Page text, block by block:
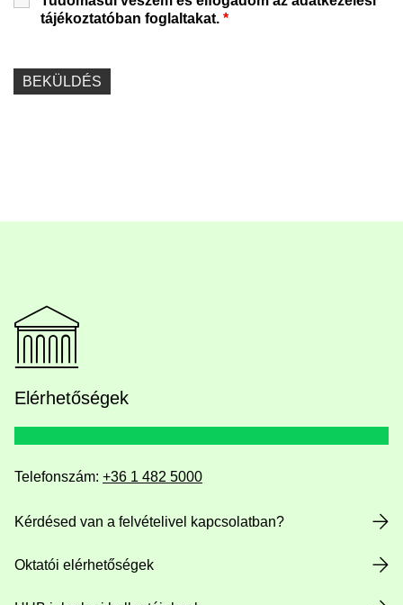
tájékoztatóban foglaltakat. *
Elérhetőségek
Telefonszám: +36 1 482 5000
Kérdésed van a felvételivel kapcsolatban?
Oktatói elérhetőségek